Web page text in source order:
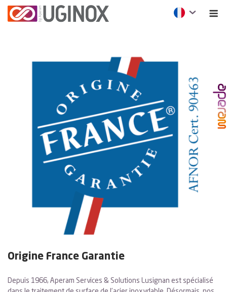
Origine France Garantie
Depuis 1966, Aperam Services & Solutions Lusignan est spécialisé